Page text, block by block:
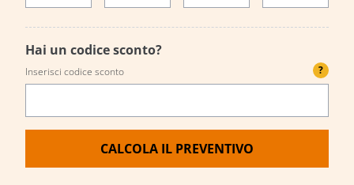
Hai un codice sconto?
Inserisci codice sconto ?
CALCOLA IL PREVENTIVO